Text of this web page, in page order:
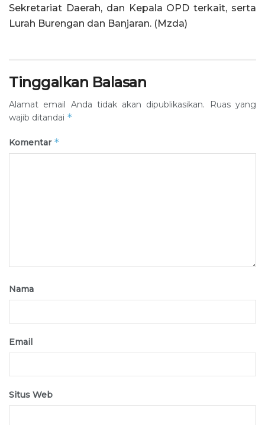
Sekretariat Daerah, dan Kepala OPD terkait, serta
Lurah Burengan dan Banjaran. (Mzda)
Tinggalkan Balasan
Alamat email Anda tidak akan dipublikasikan.
Ruas yang
wajib ditandai *
Komentar *
Nama
Email
Situs Web